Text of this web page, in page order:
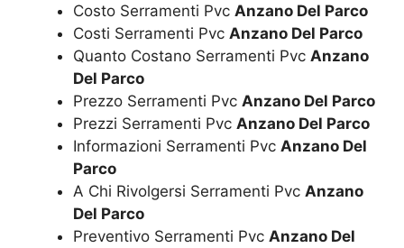
Costo Serramenti Pvc Anzano Del Parco
Costi Serramenti Pvc Anzano Del Parco
Quanto Costano Serramenti Pvc Anzano
Del Parco
Prezzo Serramenti Pvc Anzano Del Parco
Prezzi Serramenti Pvc Anzano Del Parco
Informazioni Serramenti Pvc Anzano Del
Parco
A Chi Rivolgersi Serramenti Pvc Anzano
Del Parco
Preventivo Serramenti Pvc Anzano Del